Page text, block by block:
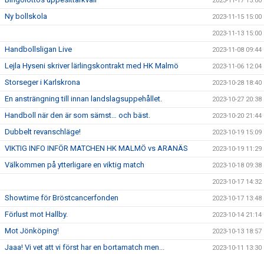
Ny bollskola 2023-11-15 15:00
2023-11-13 15:00
Handbollsligan Live 2023-11-08 09:44
Lejla Hyseni skriver lärlingskontrakt med HK Malmö 2023-11-06 12:04
Storseger i Karlskrona 2023-10-28 18:40
En ansträngning till innan landslagsuppehållet. 2023-10-27 20:38
Handboll när den är som sämst… och bäst. 2023-10-20 21:44
Dubbelt revanschläge! 2023-10-19 15:09
VIKTIG INFO INFÖR MATCHEN HK MALMÖ vs ARANÄS 2023-10-19 11:29
Välkommen på ytterligare en viktig match 2023-10-18 09:38
2023-10-17 14:32
Showtime för Bröstcancerfonden 2023-10-17 13:48
Förlust mot Hallby. 2023-10-14 21:14
Mot Jönköping! 2023-10-13 18:57
Jaaa! Vi vet att vi först har en bortamatch men... 2023-10-11 13:30